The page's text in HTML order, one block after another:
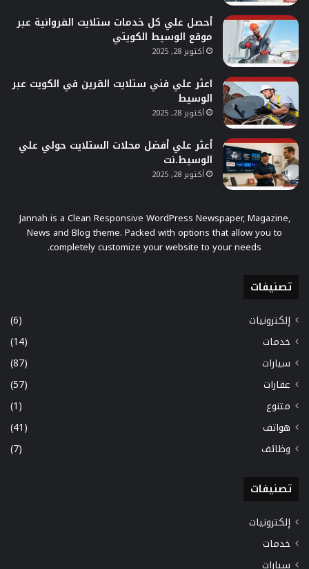
أحصل علي كل خدمات ستلايت الفروانية عبر
موقع الوسيط الكويتي
أكتوبر 28, 2025
اعثر علي فني ستلايت القرين في الكويت عبر
الوسيط
أكتوبر 28, 2025
أعثر علي أفضل محلات الستلايت حولي علي
الوسيط.نت
أكتوبر 28, 2025
Jannah is a Clean Responsive WordPress Newspaper, Magazine,
News and Blog theme. Packed with options that allow you to
completely customize your website to your needs.
تصنيفات
إلكترونيات
(6)
خدمات
(14)
سيارات
(87)
عقارات
(57)
متنوع
(1)
هواتف
(41)
وظائف
(7)
تصنيفات
إلكترونيات
خدمات
سيارات